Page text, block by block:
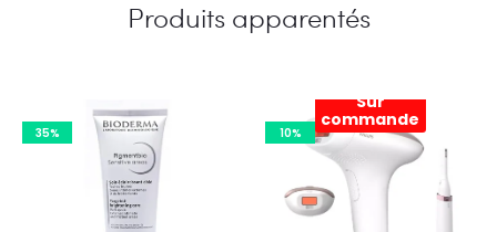
Produits apparentés
35%
Sur
commande
10%